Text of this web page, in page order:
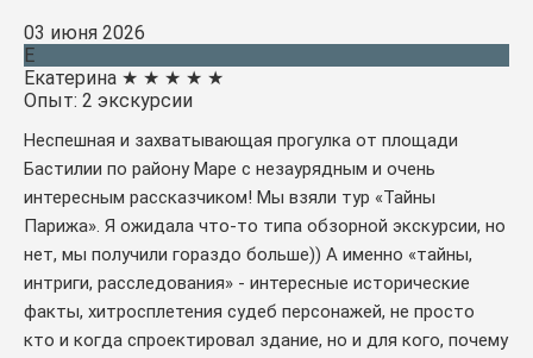
03 июня 2026
Е
Екатерина ★ ★ ★ ★ ★
Опыт: 2 экскурсии
Неспешная и захватывающая прогулка от площади
Бастилии по району Маре с незаурядным и очень
интересным рассказчиком! Мы взяли тур «Тайны
Парижа». Я ожидала что-то типа обзорной экскурсии, но
нет, мы получили гораздо больше)) А именно «тайны,
интриги, расследования» - интересные исторические
факты, хитросплетения судеб персонажей, не просто
кто и когда спроектировал здание, но и для кого, почему